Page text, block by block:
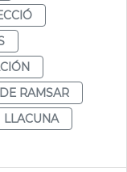
RAMSAR
LLACUNA